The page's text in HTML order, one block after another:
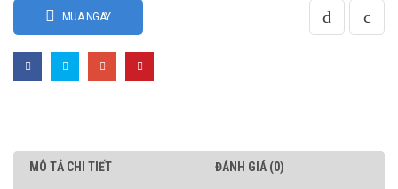
MUA NGAY
MÔ TẢ CHI TIẾT ĐÁNH GIÁ (0)